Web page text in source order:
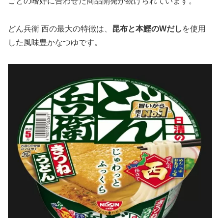
どん兵衛 西の最大の特徴は、 昆布と本鰹のWだし を使用
した風味豊かなつゆです。